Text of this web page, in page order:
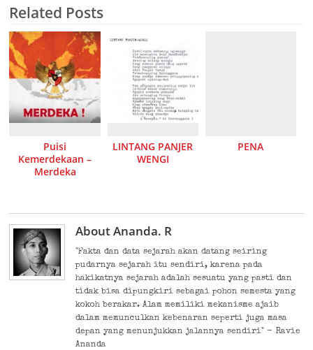
Related Posts
Puisi
Kemerdekaan –
Merdeka
LINTANG PANJER
WENGI
PENA
About Ananda. R
"Fakta dan data sejarah akan datang seiring
pudarnya sejarah itu sendiri, karena pada
hakikatnya sejarah adalah sesuatu yang pasti dan
tidak bisa dipungkiri sebagai pohon semesta yang
kokoh berakar. Alam memiliki mekanisme ajaib
dalam memunculkan kebenaran seperti juga masa
depan yang menunjukkan jalannya sendiri" - Ravie
Ananda